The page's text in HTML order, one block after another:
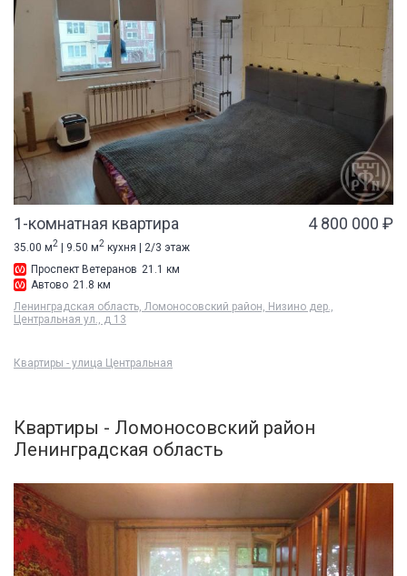
1-комнатная квартира 4 800 000 ₽
35.00 м2 | 9.50 м2 кухня | 2/3 этаж
Проспект Ветеранов 21.1 км
Автово 21.8 км
Ленинградская область, Ломоносовский район, Низино дер.,
Центральная ул., д 13
Квартиры - улица Центральная
Квартиры - Ломоносовский район
Ленинградская область